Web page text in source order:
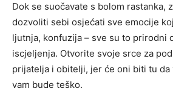
Dok se suočavate s bolom rastanka,
dozvoliti sebi osjećati sve emocije
ljutnja, konfuzija – sve su to prirodni
iscjeljenja. Otvorite svoje srce za
prijatelja i obitelji, jer će oni biti tu da
vam bude teško.